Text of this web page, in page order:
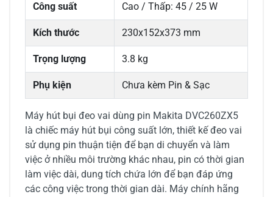
Công suất Cao / Thấp: 45 / 25 W
Kích thước 230x152x373 mm
Trọng lượng 3.8 kg
Phụ kiện Chưa kèm Pin & Sạc
Máy hút bụi đeo vai dùng pin Makita DVC260ZX5
là chiếc máy hút bụi công suất lớn, thiết kế đeo vai
sử dụng pin thuận tiện để bạn di chuyển và làm
việc ở nhiều môi trường khác nhau, pin có thời gian
làm việc dài, dung tích chứa lớn để bạn đáp ứng
các công việc trong thời gian dài. Máy chính hãng